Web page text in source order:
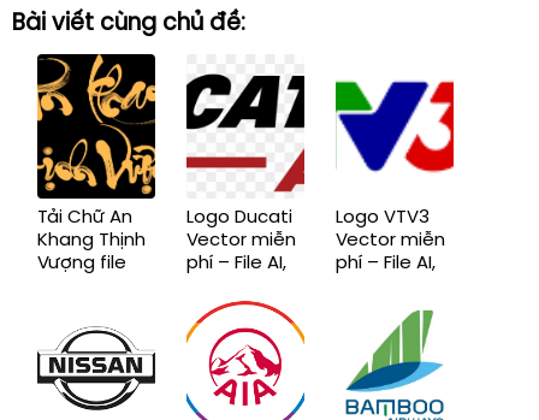
Bài viết cùng chủ đề:
Tải Chữ An
Khang Thịnh
Vượng file
CDR, PNG
chuẩn mới,
miễn phí
Logo Ducati
Vector miễn
phí – File AI,
SVG, PNG
chuẩn mới
Logo VTV3
Vector miễn
phí – File AI,
SVG, PNG
chuẩn mới